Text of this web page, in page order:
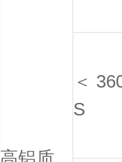
高铝质
＜
S